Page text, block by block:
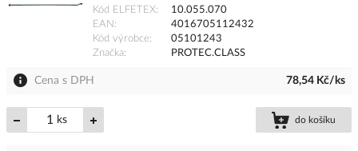
Kód ELFETEX
10.055.070
EAN
4016705112432
Kód výrobce
05101243
Značka
PROTEC.CLASS
Cena s DPH 78,54 Kč/ks
ks do košíku